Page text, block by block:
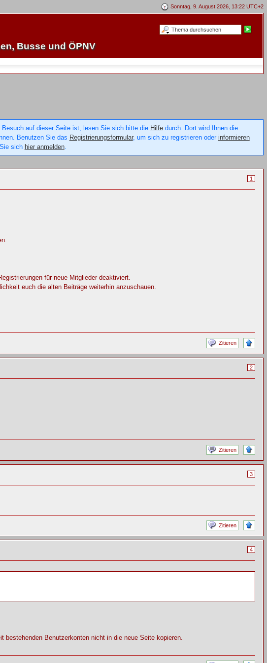
Sonntag, 9. August 2026, 13:22 UTC+2
Busse und ÖPNV
auf dieser Seite ist, lesen Sie sich bitte die Hilfedurch. Dort wird Ihnen die
Benutzen Sie das Registrierungsformular, um sich zu registrieren oder informieren
sich hier anmelden.
1
für neue Mitglieder deaktiviert.
euch die alten Beiträge weiterhin anzuschauen.
Zitieren
2
Zitieren
3
Zitieren
4
Benutzerkonten nicht in die neue Seite kopieren.